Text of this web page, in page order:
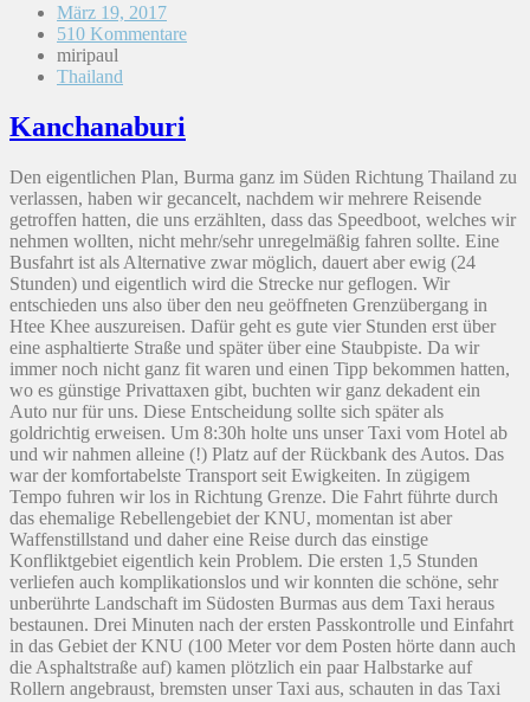
März 19, 2017
510 Kommentare
miripaul
Thailand
Kanchanaburi
Den eigentlichen Plan, Burma ganz im Süden Richtung Thailand zu
verlassen, haben wir gecancelt, nachdem wir mehrere Reisende
getroffen hatten, die uns erzählten, dass das Speedboot, welches wir
nehmen wollten, nicht mehr/sehr unregelmäßig fahren sollte. Eine
Busfahrt ist als Alternative zwar möglich, dauert aber ewig (24
Stunden) und eigentlich wird die Strecke nur geflogen. Wir
entschieden uns also über den neu geöffneten Grenzübergang in
Htee Khee auszureisen. Dafür geht es gute vier Stunden erst über
eine asphaltierte Straße und später über eine Staubpiste. Da wir
immer noch nicht ganz fit waren und einen Tipp bekommen hatten,
wo es günstige Privattaxen gibt, buchten wir ganz dekadent ein
Auto nur für uns. Diese Entscheidung sollte sich später als
goldrichtig erweisen. Um 8:30h holte uns unser Taxi vom Hotel ab
und wir nahmen alleine (!) Platz auf der Rückbank des Autos. Das
war der komfortabelste Transport seit Ewigkeiten. In zügigem
Tempo fuhren wir los in Richtung Grenze. Die Fahrt führte durch
das ehemalige Rebellengebiet der KNU, momentan ist aber
Waffenstillstand und daher eine Reise durch das einstige
Konfliktgebiet eigentlich kein Problem. Die ersten 1,5 Stunden
verliefen auch komplikationslos und wir konnten die schöne, sehr
unberührte Landschaft im Südosten Burmas aus dem Taxi heraus
bestaunen. Drei Minuten nach der ersten Passkontrolle und Einfahrt
in das Gebiet der KNU (100 Meter vor dem Posten hörte dann auch
die Asphaltstraße auf) kamen plötzlich ein paar Halbstarke auf
Rollern angebraust, bremsten unser Taxi aus, schauten in das Taxi